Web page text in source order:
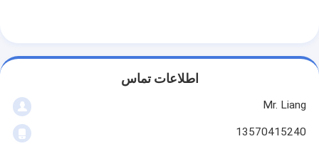
اطلاعات تماس
Mr. Liang
13570415240